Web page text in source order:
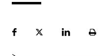
FacebookPlattformLinekdInSeite